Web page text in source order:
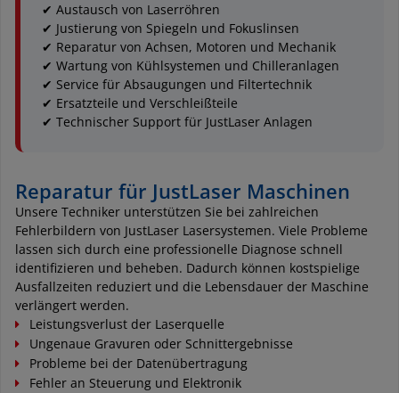
✔ Austausch von Laserröhren
✔ Justierung von Spiegeln und Fokuslinsen
✔ Reparatur von Achsen, Motoren und Mechanik
✔ Wartung von Kühlsystemen und Chilleranlagen
✔ Service für Absaugungen und Filtertechnik
✔ Ersatzteile und Verschleißteile
✔ Technischer Support für JustLaser Anlagen
Reparatur für JustLaser Maschinen
Unsere Techniker unterstützen Sie bei zahlreichen
Fehlerbildern von JustLaser Lasersystemen. Viele Probleme
lassen sich durch eine professionelle Diagnose schnell
identifizieren und beheben. Dadurch können kostspielige
Ausfallzeiten reduziert und die Lebensdauer der Maschine
verlängert werden.
Leistungsverlust der Laserquelle
Ungenaue Gravuren oder Schnittergebnisse
Probleme bei der Datenübertragung
Fehler an Steuerung und Elektronik